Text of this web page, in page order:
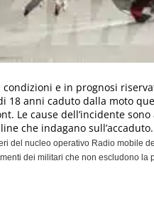
condizioni e in prognosi
18 anni caduto dalla moto
Le cause dell’incidente
che indagano sull’accaduto.
del nucleo operativo Radio mobile
dei militari che non escludono la